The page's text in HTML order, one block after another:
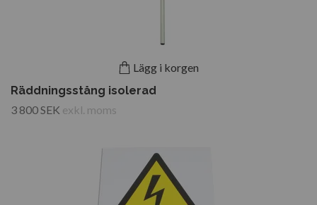
Lägg i korgen
Räddningsstång isolerad
3 800 SEK exkl. moms